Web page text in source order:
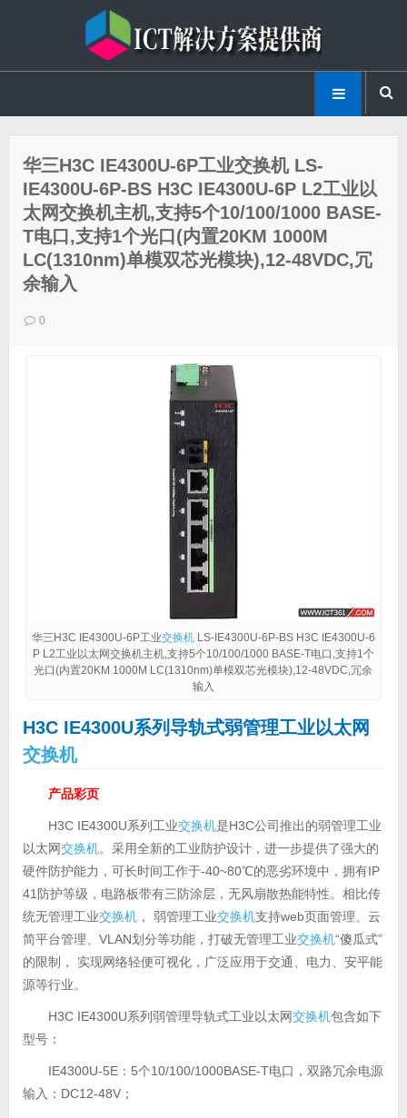
华三H3C IE4300U-6P工业交换机 LS-
IE4300U-6P-BS H3C IE4300U-6P L2工业以
太网交换机主机,支持5个10/100/1000 BASE-
T电口,支持1个光口(内置20KM 1000M
LC(1310nm)单模双芯光模块),12-48VDC,冗
余输入
0
华三H3C IE4300U-6P工业交换机LS-IE4300U-6P-BS H3C IE4300U-6
P L2工业以太网交换机主机,支持5个10/100/1000 BASE-T电口,支持1个
光口(内置20KM 1000M LC(1310nm)单模双芯光模块),12-48VDC,冗余
输入
H3C IE4300U系列导轨式弱管理工业以太网
交换机
产品彩页
H3C IE4300U系列工业交换机是H3C公司推出的弱管理工业
以太网交换机。采用全新的工业防护设计，进一步提供了强大的
硬件防护能力，可长时间工作于-40~80℃的恶劣环境中，拥有IP
41防护等级，电路板带有三防涂层，无风扇散热能特性。相比传
统无管理工业交换机， 弱管理工业交换机支持web页面管理、云
简平台管理、VLAN划分等功能，打破无管理工业交换机“傻瓜式”
的限制， 实现网络轻便可视化，广泛应用于交通、电力、安平能
源等行业。
H3C IE4300U系列弱管理导轨式工业以太网交换机包含如下
型号：
IE4300U-5E：5个10/100/1000BASE-T电口，双路冗余电源
输入：DC12-48V；